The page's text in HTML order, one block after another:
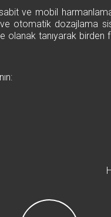
ve mobil
otomatik dozajlama
olanak tanıyarak